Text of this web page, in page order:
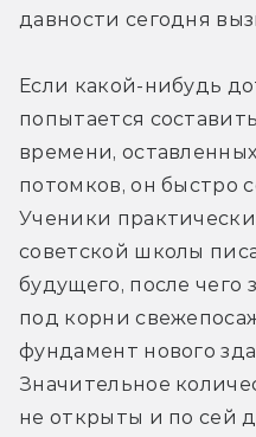
давности сегодня
Если какой-нибудь
попытается
времени,
потомков, он быстро
Ученики
советской школы
будущего, после чего
под корни
фундамент нового
Значительное
не открыты и по сей